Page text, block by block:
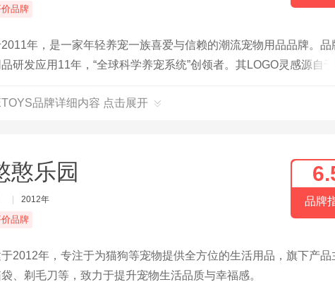
品牌
年，是一家年轻养宠一族喜爱与信赖的潮流宠物用品品牌。品
研发应用11年，“全球科学养宠系统”创领者。其LOGO灵感源自
品牌详细内容 点击展开
憨乐园
2012年
品牌
品牌
2012年，专注于为猫狗等宠物提供全方位的生活用品，旗下产品
、剃毛刀等，致力于提升宠物生活品质与幸福感。